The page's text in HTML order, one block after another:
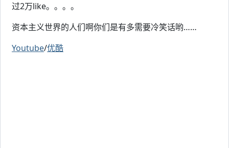
过2万like。。。。
资本主义世界的人们啊你们是有多需要冷笑话哟……
Youtube/优酷